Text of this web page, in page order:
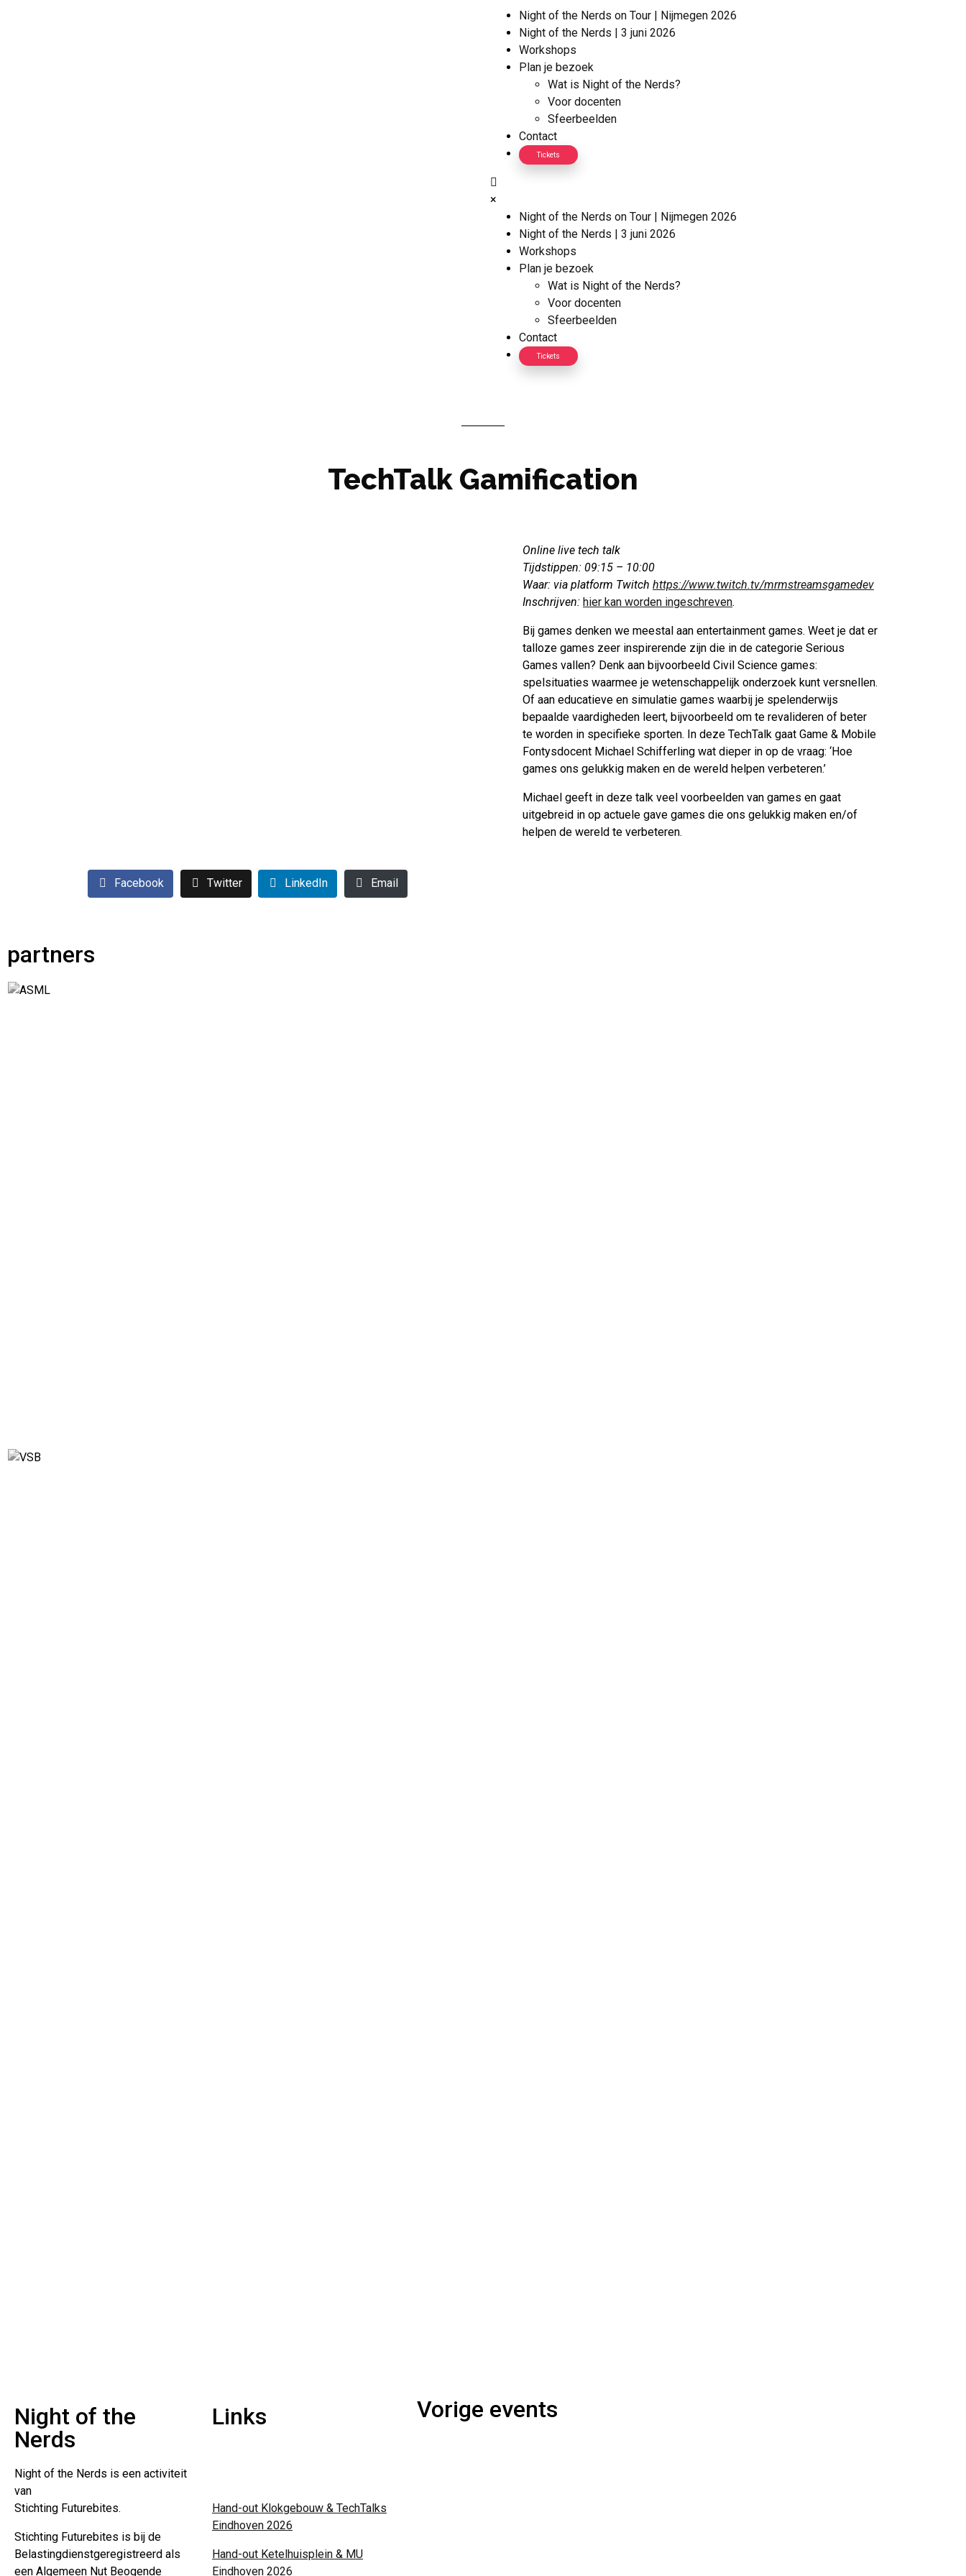
Night of the Nerds on Tour | Nijmegen 2026
Night of the Nerds | 3 juni 2026
Workshops
Plan je bezoek
Wat is Night of the Nerds?
Voor docenten
Sfeerbeelden
Contact
Tickets
×
Night of the Nerds on Tour | Nijmegen 2026
Night of the Nerds | 3 juni 2026
Workshops
Plan je bezoek
Wat is Night of the Nerds?
Voor docenten
Sfeerbeelden
Contact
Tickets
TechTalk Gamification
Online live tech talk
Tijdstippen: 09:15 – 10:00
Waar: via platform Twitch https://www.twitch.tv/mrmstreamsgamedev
Inschrijven: hier kan worden ingeschreven.
Bij games denken we meestal aan entertainment games. Weet je dat er
talloze games zeer inspirerende zijn die in de categorie Serious
Games vallen? Denk aan bijvoorbeeld Civil Science games:
spelsituaties waarmee je wetenschappelijk onderzoek kunt versnellen.
Of aan educatieve en simulatie games waarbij je spelenderwijs
bepaalde vaardigheden leert, bijvoorbeeld om te revalideren of beter
te worden in specifieke sporten. In deze TechTalk gaat Game & Mobile
Fontysdocent Michael Schifferling wat dieper in op de vraag: ‘Hoe
games ons gelukkig maken en de wereld helpen verbeteren.’
Michael geeft in deze talk veel voorbeelden van games en gaat
uitgebreid in op actuele gave games die ons gelukkig maken en/of
helpen de wereld te verbeteren.
Facebook Twitter LinkedIn Email
partners
Night of the
Nerds
Night of the Nerds is een activiteit
van
Stichting Futurebites.
Stichting Futurebites is bij de
Belastingdienstgeregistreerd als
een Algemeen Nut Beogende
Links
Hand-out Klokgebouw & TechTalks
Eindhoven 2026
Hand-out Ketelhuisplein & MU
Eindhoven 2026
Vorige events